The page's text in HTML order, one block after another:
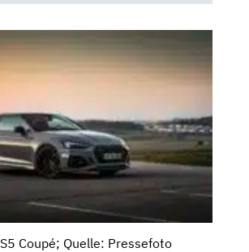
Coupé; Quelle: Pressefoto